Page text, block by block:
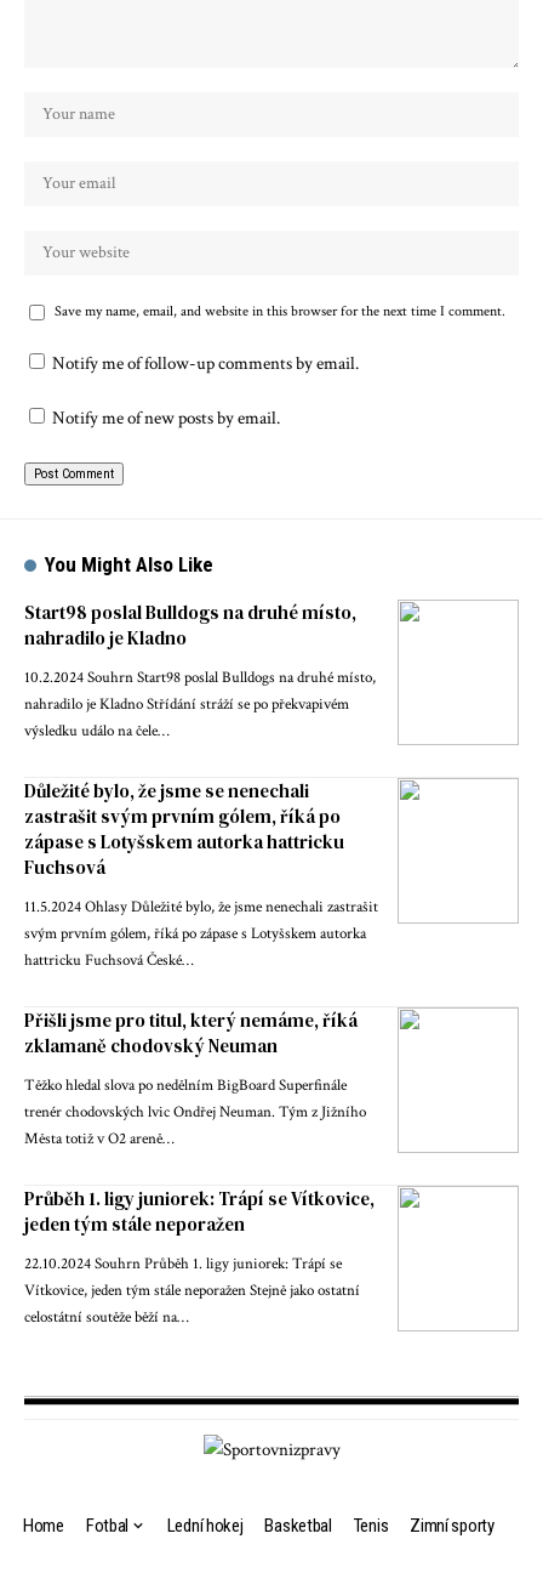
Save my name, email, and website in this browser for the next time I comment.
Notify me of follow-up comments by email.
Notify me of new posts by email.
You Might Also Like
Start98 poslal Bulldogs na druhé místo,
nahradilo je Kladno
10.2.2024 Souhrn Start98 poslal Bulldogs na druhé místo,
nahradilo je Kladno Střídání stráží se po překvapivém
výsledku událo na čele…
Důležité bylo, že jsme se nenechali
zastrašit svým prvním gólem, říká po
zápase s Lotyšskem autorka hattricku
Fuchsová
11.5.2024 Ohlasy Důležité bylo, že jsme nenechali zastrašit
svým prvním gólem, říká po zápase s Lotyšskem autorka
hattricku Fuchsová České…
Přišli jsme pro titul, který nemáme, říká
zklamaně chodovský Neuman
Těžko hledal slova po nedělním BigBoard Superfinále
trenér chodovských lvic Ondřej Neuman. Tým z Jižního
Města totiž v O2 areně…
Průběh 1. ligy juniorek: Trápí se Vítkovice,
jeden tým stále neporažen
22.10.2024 Souhrn Průběh 1. ligy juniorek: Trápí se
Vítkovice, jeden tým stále neporažen Stejně jako ostatní
celostátní soutěže běží na…
Home Fotbal Lední hokej Basketbal Tenis Zimní sporty